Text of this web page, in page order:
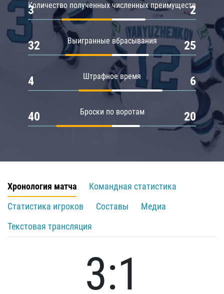
Количество полученных численных преимуществ
3 2
Выигранные вбрасывания
32 25
Штрафное время
4 6
Броски по воротам
40 20
Хронология матча
Командная статистика
Статистика игроков
Составы
Медиа
Текстовая трансляция
3:1